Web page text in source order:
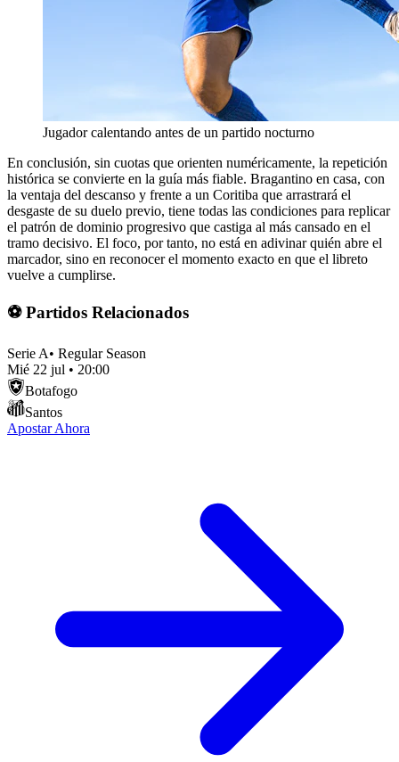
Jugador calentando antes de un partido nocturno
En conclusión, sin cuotas que orienten numéricamente, la repetición
histórica se convierte en la guía más fiable. Bragantino en casa, con
la ventaja del descanso y frente a un Coritiba que arrastrará el
desgaste de su duelo previo, tiene todas las condiciones para replicar
el patrón de dominio progresivo que castiga al más cansado en el
tramo decisivo. El foco, por tanto, no está en adivinar quién abre el
marcador, sino en reconocer el momento exacto en que el libreto
vuelve a cumplirse.
⚽ Partidos Relacionados
Serie A• Regular Season
Mié 22 jul • 20:00
Botafogo
Santos
Apostar Ahora